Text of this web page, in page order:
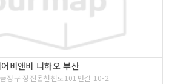
어비앤비 니하오 부산
정구 장전온천천로101번길 10-2